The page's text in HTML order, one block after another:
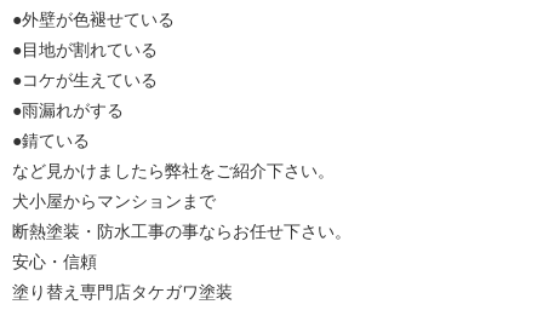
●外壁が色褪せている
●目地が割れている
●コケが生えている
●雨漏れがする
●錆ている
など見かけましたら弊社をご紹介下さい。
犬小屋からマンションまで
断熱塗装・防水工事の事ならお任せ下さい。
安心・信頼
塗り替え専門店タケガワ塗装